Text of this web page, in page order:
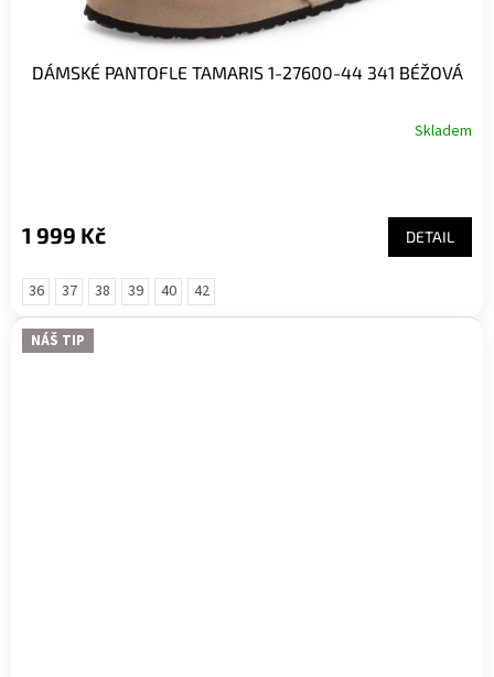
DÁMSKÉ PANTOFLE TAMARIS 1-27600-44 341 BÉŽOVÁ
Skladem
1 999 Kč DETAIL
36 37 38 39 40 42
NÁŠ TIP